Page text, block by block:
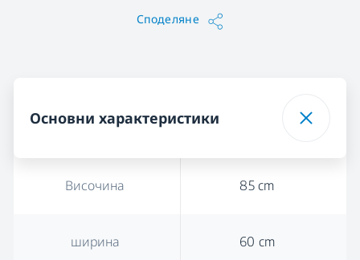
Споделяне
Основни характеристики
Височина 85 cm
ширина 60 cm